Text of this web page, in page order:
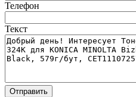
Телефон
Текст
Отправить